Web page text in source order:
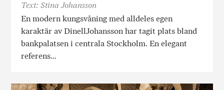
Text: Stina Johansson
En modern kungsvåning med alldeles egen
karaktär av DinellJohansson har tagit plats bland
bankpalatsen i centrala Stockholm. En elegant
referens…